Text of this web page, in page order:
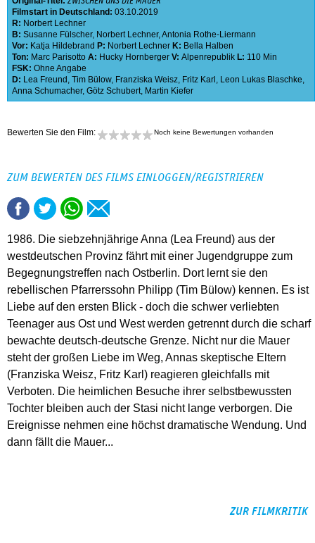
Filmstart in Deutschland: 03.10.2019
R: Norbert Lechner
B: Susanne Fülscher, Norbert Lechner,Antonia Rothe-Liermann
Vor: Katja Hildebrand P: Norbert Lechner K: Bella Halben
Ton: Marc Parisotto A: Hucky Hornberger V: Alpenrepublik L: 110 Min
FSK: Ohne Angabe
D: Lea Freund , Tim Bülow, Franziska Weisz, Fritz Karl , Leon Lukas Blaschke,
Anna Schumacher, Götz Schubert, Martin Kiefer
Bewerten Sie den Film: Noch keine Bewertungen vorhanden
ZUM BEWERTEN DES FILMS EINLOGGEN/REGISTRIEREN
1986. Die siebzehnjährige Anna (Lea Freund) aus der
westdeutschen Provinz fährt mit einer Jugendgruppe zum
Begegnungstreffen nach Ostberlin. Dort lernt sie den
rebellischen Pfarrerssohn Philipp (Tim Bülow) kennen. Es ist
Liebe auf den ersten Blick - doch die schwer verliebten
Teenager aus Ost und West werden getrennt durch die scharf
bewachte deutsch-deutsche Grenze. Nicht nur die Mauer
steht der großen Liebe im Weg, Annas skeptische Eltern
(Franziska Weisz, Fritz Karl) reagieren gleichfalls mit
Verboten. Die heimlichen Besuche ihrer selbstbewussten
Tochter bleiben auch der Stasi nicht lange verborgen. Die
Ereignisse nehmen eine höchst dramatische Wendung. Und
dann fällt die Mauer...
ZUR FILMKRITIK